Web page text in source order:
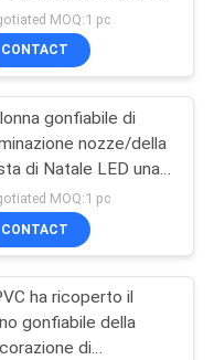
partito/di
MOQ:1 pc
CONTACT
gonfiabile di
nozze/della
di Natale LED una
da 1 anno
MOQ:1 pc
CONTACT
ha ricoperto il
gonfiabile della
di